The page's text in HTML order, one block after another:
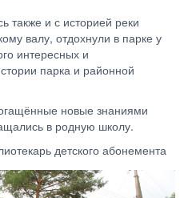
также и с историей реки
валу, отдохнули в парке у
интересных и
парка и районной
новые знаниями
в родную школу.
детского абонемента